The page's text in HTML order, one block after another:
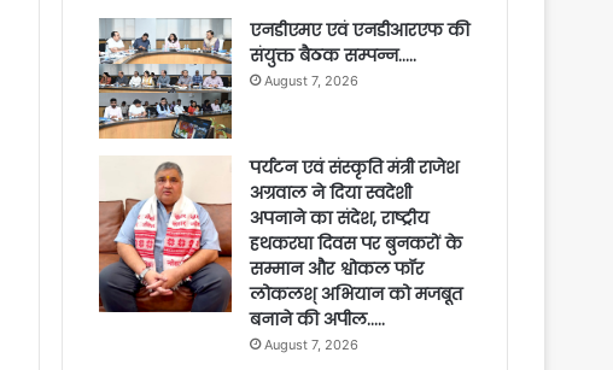
एनडीएमए एवं एनडीआरएफ की
संयुक्त बैठक सम्पन्न…..
August 7, 2026
पर्यटन एवं संस्कृति मंत्री राजेश
अग्रवाल ने दिया स्वदेशी
अपनाने का संदेश, राष्ट्रीय
हथकरघा दिवस पर बुनकरों के
सम्मान और श्वोकल फॉर
लोकलश् अभियान को मजबूत
बनाने की अपील…..
August 7, 2026